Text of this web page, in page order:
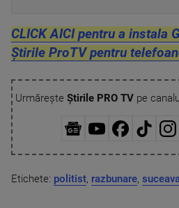
CLICK AICI pentru a instala
Știrile ProTV pentru
Urmărește Știrile PRO TVpe
Etichete: politist, razbunare,